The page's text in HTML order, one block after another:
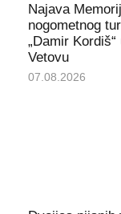
Najava
nogometnog
„Damir Kordiš“
Vetovu
07.08.2026